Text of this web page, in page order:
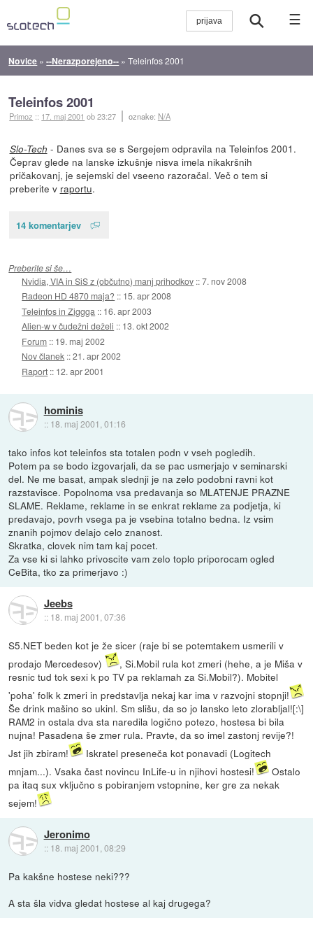
☰
Novice »--Nerazporejeno-- »Teleinfos 2001
Teleinfos 2001
Primoz :: 17. maj 2001 ob 23:27 oznake: N/A
Slo-Tech - Danes sva se s Sergejem odpravila na Teleinfos 2001.
Čeprav glede na lanske izkušnje nisva imela nikakršnih
pričakovanj, je sejemski del vseeno razoračal. Več o tem si
preberite v raportu.
14 komentarjev
Preberite si še…
Nvidia, VIA in SiS z (občutno) manj prihodkov ::7. nov 2008
Radeon HD 4870 maja? :: 15. apr 2008
Teleinfos in Ziggga :: 16. apr 2003
Alien-w v čudežni deželi :: 13. okt 2002
Forum :: 19. maj 2002
Nov članek ::21. apr 2002
Raport :: 12. apr 2001
hominis
:: 18. maj 2001, 01:16
tako infos kot teleinfos sta totalen podn v vseh pogledih.
Potem pa se bodo izgovarjali, da se pac usmerjajo v seminarski
del. Ne me basat, ampak slednji je na zelo podobni ravni kot
razstavisce. Popolnoma vsa predavanja so MLATENJE PRAZNE
SLAME. Reklame, reklame in se enkrat reklame za podjetja, ki
predavajo, povrh vsega pa je vsebina totalno bedna. Iz vsim
znanih pojmov delajo celo znanost.
Skratka, clovek nim tam kaj pocet.
Za vse ki si lahko privoscite vam zelo toplo priporocam ogled
CeBita, tko za primerjavo :)
Jeebs
:: 18. maj 2001, 07:36
S5.NET beden kot je že sicer (raje bi se potemtakem usmerili v
prodajo Mercedesov)
, Si.Mobil rula kot zmeri (hehe, a je Miša v
resnic tud tok sexi k po TV pa reklamah za Si.Mobil?). Mobitel
'poha' folk k zmeri in predstavlja nekaj kar ima v razvojni stopnji!
Še drink mašino so ukinl. Sm slišu, da so jo lansko leto zlorabljal![:\]
RAM2 in ostala dva sta naredila logično potezo, hostesa bi bila
nujna! Pasadena še zmer rula. Pravte, da so imel zastonj revije?!
Jst jih zbiram!
Iskratel preseneča kot ponavadi (Logitech
mnjam...). Vsaka čast novincu InLife-u in njihovi hostesi!
Ostalo
pa itaq sux vključno s pobiranjem vstopnine, ker gre za nekak
sejem!
Jeronimo
:: 18. maj 2001, 08:29
Pa kakšne hostese neki???
A sta šla vidva gledat hostese al kaj drugega?